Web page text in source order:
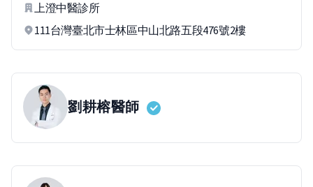
上澄中醫診所
111台灣臺北市士林區中山北路五段476號2樓
劉耕榕醫師